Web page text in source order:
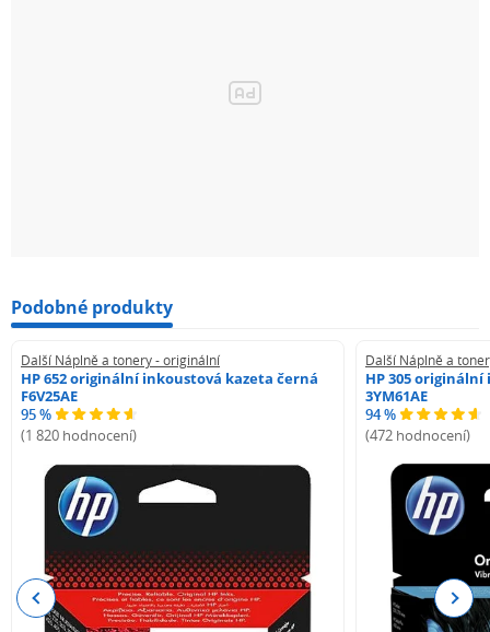
Podobné produkty
Další Náplně a tonery - originální
HP 652 originální inkoustová kazeta černá
F6V25AE
95 %
(1 820 hodnocení)
Další Náplně a
HP 305
3YM61AE
94 %
(472 hodnocení)
Previous Next